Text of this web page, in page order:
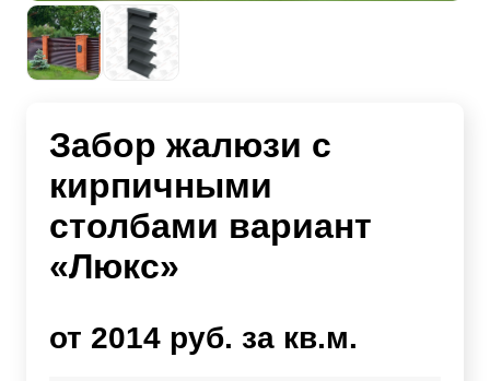
Забор жалюзи с
кирпичными
столбами вариант
«Люкс»
от 2014 руб. за кв.м.